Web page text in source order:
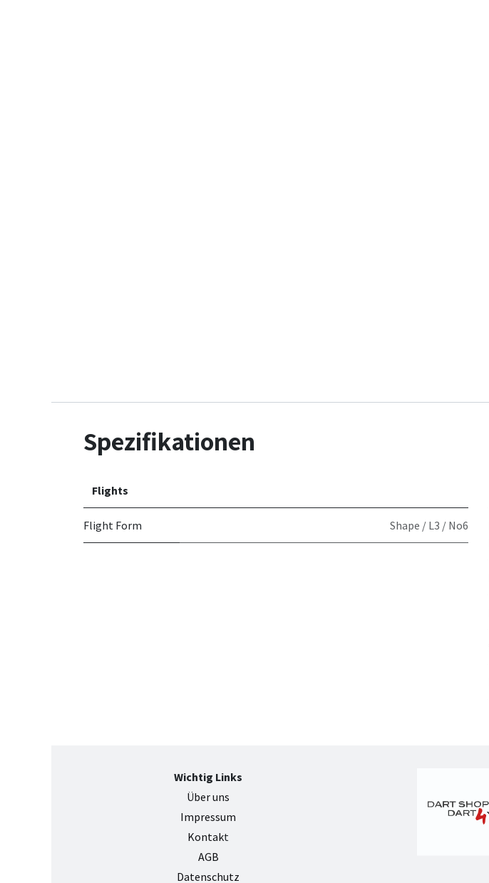
Spezifikationen
Flights
Flight Form Shape / L3 / No6
Wichtig Links
Über uns
Impressum
Kontakt
AGB
Datenschutz